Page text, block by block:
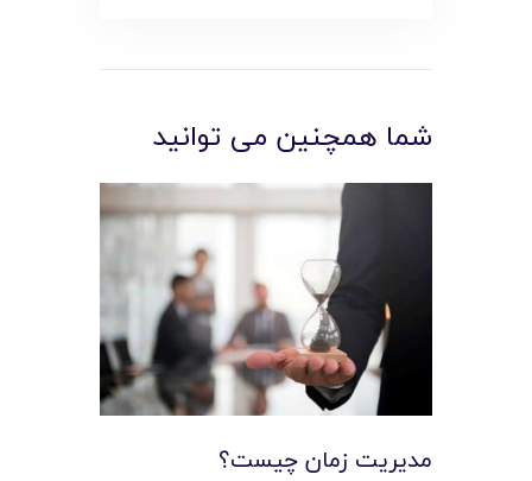
شما همچنین می توانید
مديريت زمان چيست؟